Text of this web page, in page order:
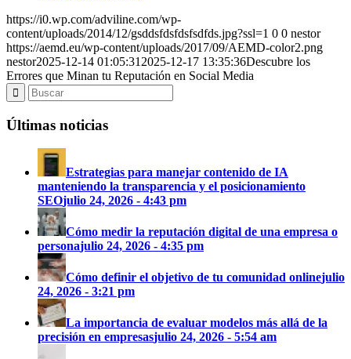
https://i0.wp.com/adviline.com/wp-
content/uploads/2014/12/gsddsfdsfdsfsdfds.jpg?ssl=1 0 0 nestor
https://aemd.eu/wp-content/uploads/2017/09/AEMD-color2.png
nestor2025-12-14 01:05:31 2025-12-17 13:35:36Descubre los
Errores que Minan tu Reputación en Social Media
Últimas noticias
Estrategias para manejar contenido de IA
manteniendo la transparencia y el posicionamiento
SEOjulio 24, 2026 - 4:43 pm
Cómo medir la reputación digital de una empresa o
personajulio 24, 2026 - 4:35 pm
Cómo definir el objetivo de tu comunidad onlinejulio
24, 2026 - 3:21 pm
La importancia de evaluar modelos más allá de la
precisión en empresasjulio 24, 2026 - 5:54 am